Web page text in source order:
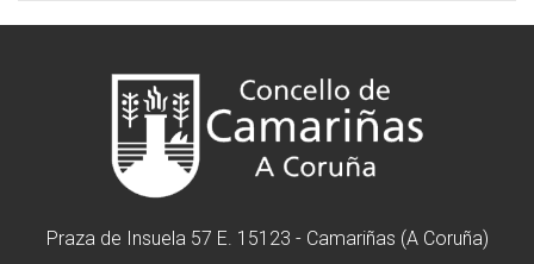
Praza de Insuela 57 E. 15123 - Camariñas (A Coruña)